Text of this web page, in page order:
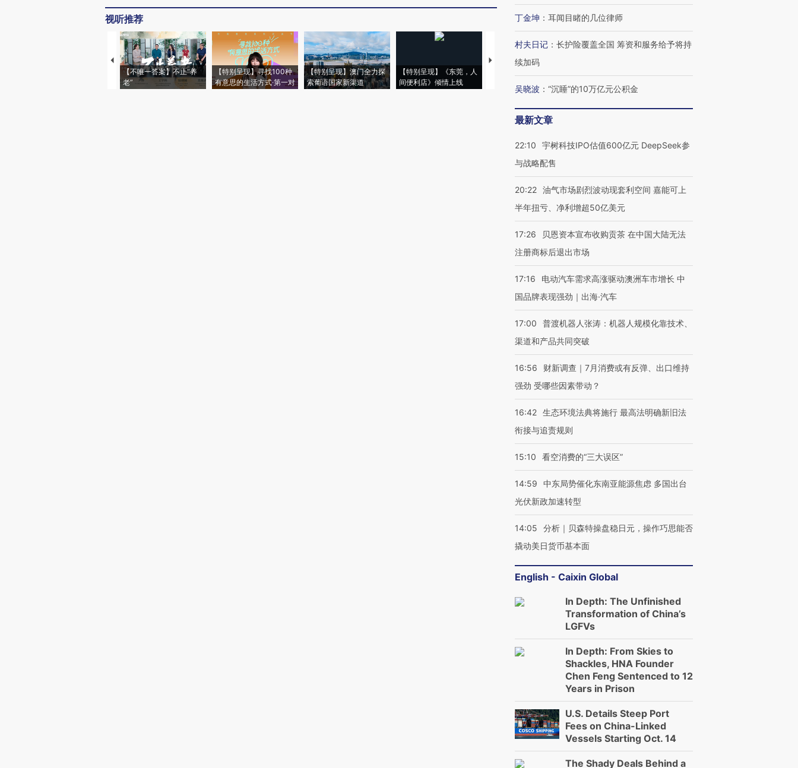
视听推荐
【不唯一答案】不止“养
老”
【特别呈现】寻找100种
有意思的生活方式·第一对
【特别呈现】澳门全力探
索葡语国家新渠道
【特别呈现】《东莞，人
间便利店》倾情上线
【推广】走进第四届链博
丁金坤 ： 耳闻目睹的几位律师
村夫日记 ： 长护险覆盖全国 筹资和服务给予将持
续加码
吴晓波 ： “沉睡”的10万亿元公积金
最新文章
22:10
宇树科技IPO估值600亿元 DeepSeek参
与战略配售
20:22 油气市场剧烈波动现套利空间 嘉能可上
半年扭亏、净利增超50亿美元
17:26
贝恩资本宣布收购贡茶 在中国大陆无法
注册商标后退出市场
17:16
电动汽车需求高涨驱动澳洲车市增长 中
国品牌表现强劲｜出海·汽车
17:00
普渡机器人张涛：机器人规模化靠技术、
渠道和产品共同突破
16:56
财新调查｜7月消费或有反弹、出口维持
强劲 受哪些因素带动？
16:42 生态环境法典将施行 最高法明确新旧法
衔接与追责规则
15:10 看空消费的“三大误区”
14:59
中东局势催化东南亚能源焦虑 多国出台
光伏新政加速转型
14:05
分析｜贝森特操盘稳日元，操作巧思能否
撬动美日货币基本面
English - Caixin Global
In Depth: The Unfinished
Transformation of China’s
LGFVs
In Depth: From Skies to
Shackles, HNA Founder
Chen Feng Sentenced to 12
Years in Prison
U.S. Details Steep Port
Fees on China-Linked
Vessels Starting Oct. 14
The Shady Deals Behind a